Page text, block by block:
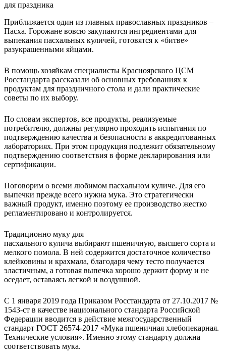
Приближается один из главных православных праздников –
Пасха. Горожане вовсю закупаются ингредиентами для
выпекания пасхальных куличей, готовятся к «битве»
разукрашенными яйцами.
В помощь хозяйкам специалисты Красноярского ЦСМ
Росстандарта рассказали об основных требованиях к
продуктам для праздничного стола и дали практические
советы по их выбору.
По словам экспертов, все продукты, реализуемые
потребителю, должны регулярно проходить испытания по
подтверждению качества и безопасности в аккредитованных
лабораториях. При этом продукция подлежит обязательному
подтверждению соответствия в форме декларирования или
сертификации.
Поговорим о всеми любимом пасхальном куличе. Для его
выпечки прежде всего нужна мука. Это стратегически
важный продукт, именно поэтому ее производство жестко
регламентировано и контролируется.
Традиционно муку для
пасхального кулича выбирают пшеничную, высшего сорта и
мелкого помола. В ней содержится достаточное количество
клейковины и крахмала, благодаря чему тесто получается
эластичным, а готовая выпечка хорошо держит форму и не
оседает, оставаясь легкой и воздушной.
С 1 января 2019 года Приказом Росстандарта от 27.10.2017 №
1543-ст в качестве национального стандарта Российской
Федерации вводится в действие межгосударственный
стандарт ГОСТ 26574-2017 «Мука пшеничная хлебопекарная.
Технические условия». Именно этому стандарту должна
соответствовать мука.